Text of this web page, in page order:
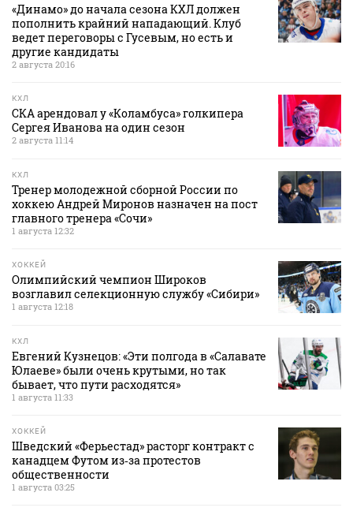
«Динамо» до начала сезона КХЛ должен
пополнить крайний нападающий. Клуб
ведет переговоры с Гусевым, но есть и
другие кандидаты
2 августа 20:16
КХЛ
СКА арендовал у «Коламбуса» голкипера
Сергея Иванова на один сезон
2 августа 11:14
КХЛ
Тренер молодежной сборной России по
хоккею Андрей Миронов назначен на пост
главного тренера «Сочи»
1 августа 12:32
ХОККЕЙ
Олимпийский чемпион Широков
возглавил селекционную службу «Сибири»
1 августа 12:18
КХЛ
Евгений Кузнецов: «Эти полгода в «Салавате
Юлаеве» были очень крутыми, но так
бывает, что пути расходятся»
1 августа 11:33
ХОККЕЙ
Шведский «Ферьестад» расторг контракт с
канадцем Футом из‑за протестов
общественности
1 августа 03:25